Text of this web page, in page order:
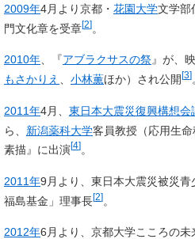
2009年4月より京都・ 花園大学文学部
門文化章を受章[2] 。
2010年、『アブラクサスの祭』が、
もさかりえ
小林薫ほか）され公開 [3]
2011年4月、 東日本大震災復興構想会
ら、 新潟薬科大学客員教授（応用生命
素描』に出演[4] 。
2011年9月より、東日本大震災被災
福島基金」理事長[2]。
2012年6月より、京都大学こころの